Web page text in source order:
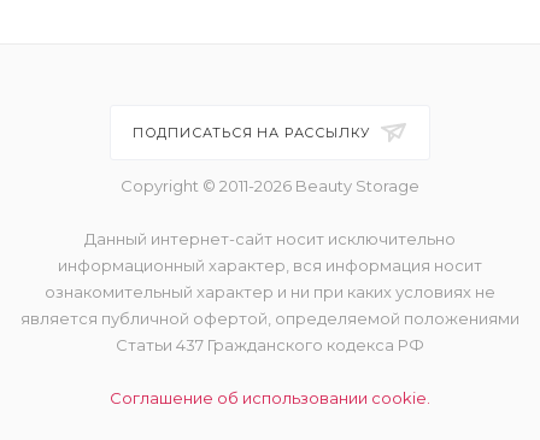
ПОДПИСАТЬСЯ НА РАССЫЛКУ
Copyright © 2011-2026 Beauty Storage
Данный интернет-сайт носит исключительно
информационный характер, вся информация носит
ознакомительный характер и ни при каких условиях не
является публичной офертой, определяемой положениями
Статьи 437 Гражданского кодекса РФ
Соглашение об использовании cookie.